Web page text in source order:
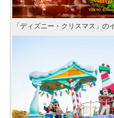
「ディズニー・クリスマス」の